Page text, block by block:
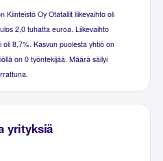
Kiinteistö Oy Otatallit liikevaihto oli
2,0 tuhatta euroa. Liikevaihto
8,7%. Kasvun puolesta yhtiö on
on 0 työntekijää. Määrä säilyi
yrityksiä